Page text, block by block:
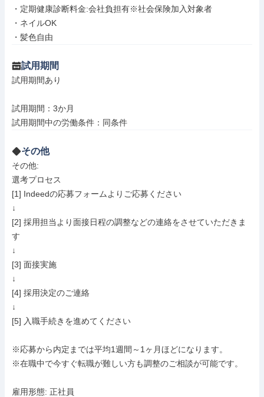
・定期健康診断料金:会社負担有※社会保険加入対象者
・ネイルOK
・髪色自由
試用期間
試用期間あり
試用期間：3か月
試用期間中の労働条件：同条件
その他
その他:
選考プロセス
[1] Indeedの応募フォームよりご応募ください
↓
[2] 採用担当より面接日程の調整などの連絡をさせていただきま
す
↓
[3] 面接実施
↓
[4] 採用決定のご連絡
↓
[5] 入職手続きを進めてください
※応募から内定までは平均1週間～1ヶ月ほどになります。
※在職中で今すぐ転職が難しい方も調整のご相談が可能です。
雇用形態: 正社員